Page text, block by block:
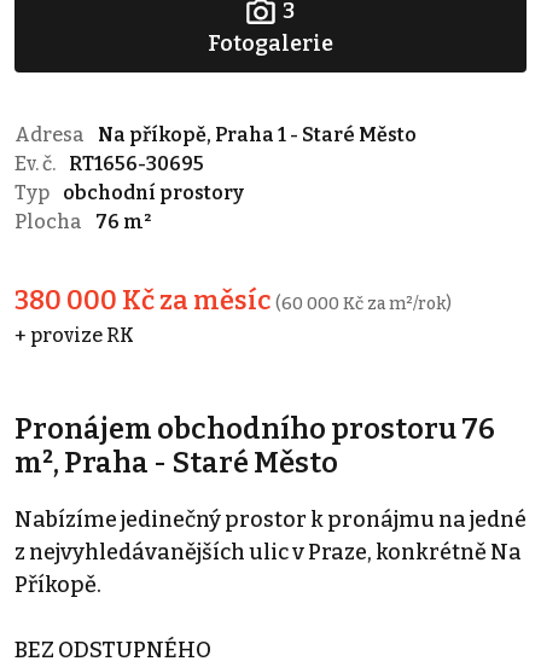
3
Fotogalerie
Adresa
Na příkopě, Praha 1 - Staré Město
Ev. č.
RT1656-30695
Typ
obchodní prostory
Plocha
76 m²
380 000 Kč za měsíc (60 000 Kč za m²/rok)
+ provize RK
Pronájem obchodního prostoru 76
m², Praha - Staré Město
Nabízíme jedinečný prostor k pronájmu na jedné
z nejvyhledávanějších ulic v Praze, konkrétně Na
Příkopě.
BEZ ODSTUPNÉHO